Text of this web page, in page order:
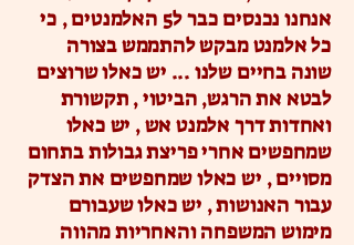
אנחנו נכנסים כבר ל5 האלמנטים , כי
כל אלמנט מבקש להתממש בצורה
שונה בחיים שלנו ... יש כאלו שרוצים
לבטא את הרגש, הביטוי , תקשורת
ואחדות דרך אלמנט אש , יש כאלו
שמחפשים אחרי פריצת גבולות בתחום
מסויים , יש כאלו שמחפשים את הצדק
עבור האנושות , יש כאלו שעבורם
מימוש המשפחה והאחריות מהווה